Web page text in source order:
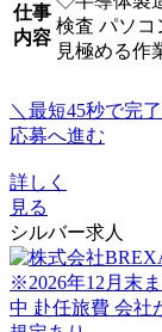
仕事
内容
検査 パソコ
見極める作
＼最短45秒で完
応募へ進む
詳しく
見る
シルバー求人